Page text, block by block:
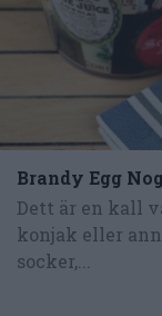
Brandy Egg
Dett är en kall
konjak eller
socker,...